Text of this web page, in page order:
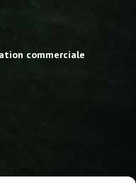
commerciale